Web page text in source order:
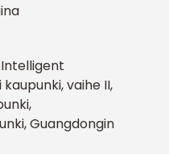
Intelligent
vaihe II,
Guangdongin